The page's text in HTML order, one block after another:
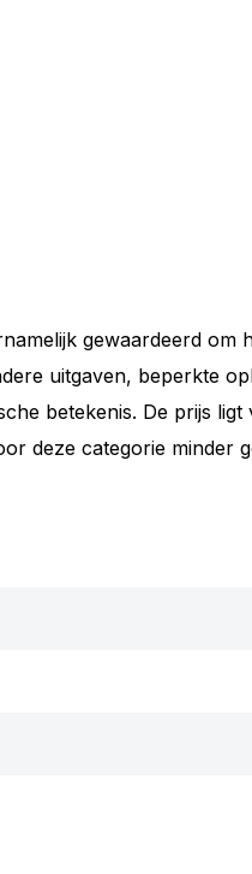
gewaardeerd om
uitgaven, beperkte
betekenis. De prijs ligt
deze categorie minder